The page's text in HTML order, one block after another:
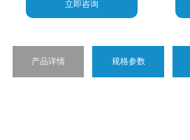
立即咨询
产品详情 规格参数